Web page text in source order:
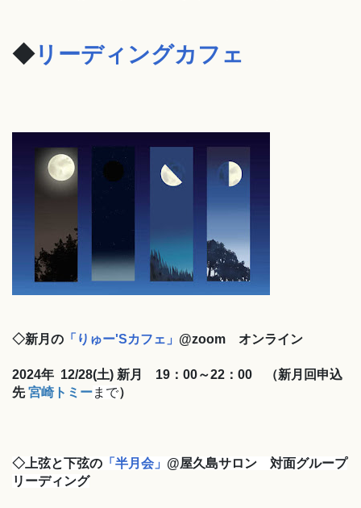
◆リーディングカフェ
◇新月の 「りゅー'Sカフェ」 @zoom オンライン
2024年 12/28(土) 新月 19：00～22：00
（新月回申込
先宮崎トミーまで）
◇上弦と下弦の 「半月会」 @屋久島サロン 対面グループ
リーディング